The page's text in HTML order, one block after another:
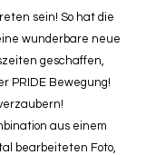
sein! So hat die
wunderbare neue
geschaffen,
PRIDE Bewegung!
aus einem
bearbeiteten Foto,